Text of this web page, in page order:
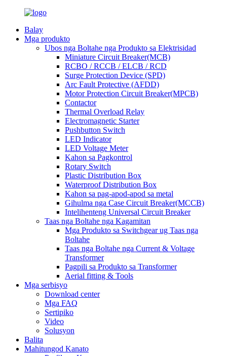
Balay
Mga produkto
Ubos nga Boltahe nga Produkto sa Elektrisidad
Miniature Circuit Breaker(MCB)
RCBO / RCCB / ELCB / RCD
Surge Protection Device (SPD)
Arc Fault Protective (AFDD)
Motor Protection Circuit Breaker(MPCB)
Contactor
Thermal Overload Relay
Electromagnetic Starter
Pushbutton Switch
LED Indicator
LED Voltage Meter
Kahon sa Pagkontrol
Rotary Switch
Plastic Distribution Box
Waterproof Distribution Box
Kahon sa pag-apod-apod sa metal
Gihulma nga Case Circuit Breaker(MCCB)
Intelihenteng Universal Circuit Breaker
Taas nga Boltahe nga Kagamitan
Mga Produkto sa Switchgear ug Taas nga
Boltahe
Taas nga Boltahe nga Current & Voltage
Transformer
Pagpili sa Produkto sa Transformer
Aerial fitting & Tools
Mga serbisyo
Download center
Mga FAQ
Sertipiko
Video
Solusyon
Balita
Mahitungod Kanato